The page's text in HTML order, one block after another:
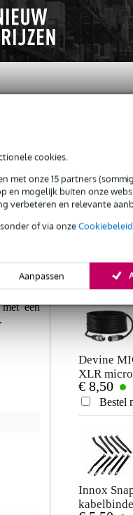
cookies.
met onze 15 partners
en mogelijk buiten onze
verbeteren en relevante
of via onzeCookiebeleid
Aanpassen
een
Schrijf
Je naam
Je beoordeling
Verstuur
Er zijn nog
Devine
Bestel
Devine
XLR
meter
€ 8,50
Bestel
Innox